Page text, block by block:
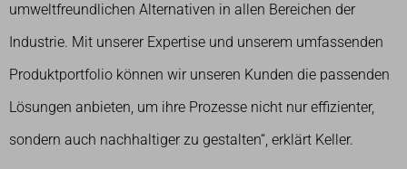
umweltfreundlichen Alternativen in allen Bereichen der
Industrie. Mit unserer Expertise und unserem umfassenden
Produktportfolio können wir unseren Kunden die passenden
Lösungen anbieten, um ihre Prozesse nicht nur effizienter,
sondern auch nachhaltiger zu gestalten“, erklärt Keller.